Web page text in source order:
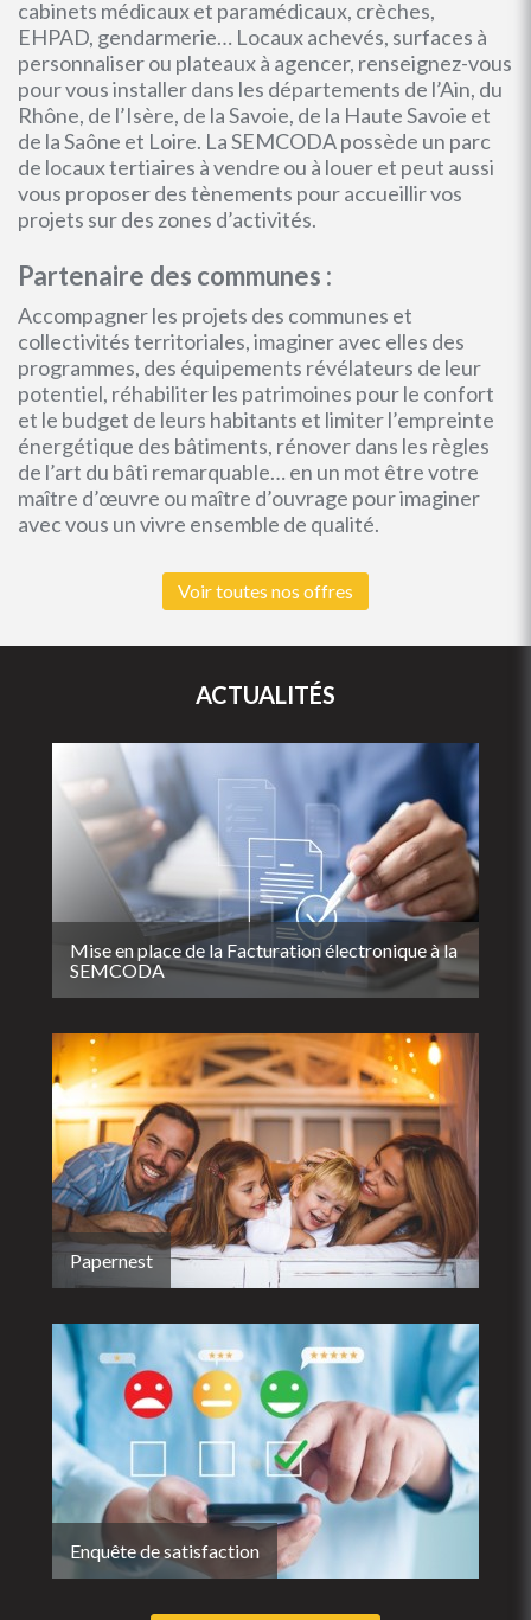
cabinets médicaux et paramédicaux, crèches,
EHPAD, gendarmerie… Locaux achevés, surfaces à
personnaliser ou plateaux à agencer, renseignez-vous
pour vous installer dans les départements de l’Ain, du
Rhône, de l’Isère, de la Savoie, de la Haute Savoie et
de la Saône et Loire. La SEMCODA possède un parc
de locaux tertiaires à vendre ou à louer et peut aussi
vous proposer des tènements pour accueillir vos
projets sur des zones d’activités.
Partenaire des communes :
Accompagner les projets des communes et
collectivités territoriales, imaginer avec elles des
programmes, des équipements révélateurs de leur
potentiel, réhabiliter les patrimoines pour le confort
et le budget de leurs habitants et limiter l’empreinte
énergétique des bâtiments, rénover dans les règles
de l’art du bâti remarquable… en un mot être votre
maître d’œuvre ou maître d’ouvrage pour imaginer
avec vous un vivre ensemble de qualité.
Voir toutes nos offres
ACTUALITÉS
Mise en place de la Facturation électronique à la
SEMCODA
Papernest
Enquête de satisfaction